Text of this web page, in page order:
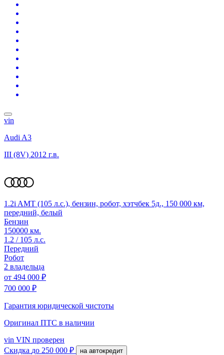
vin
Audi A3
III (8V) 2012 г.в.
1.2i AMT (105 л.с.), бензин, робот, хэтчбек 5д., 150 000 км,
передний, белый
Бензин
150000 км.
1.2 / 105 л.с.
Передний
Робот
2 владельца
от 494 000 ₽
700 000 ₽
Гарантия юридической чистоты
Оригинал ПТС в наличии
vin VIN проверен
Скидка до 250 000 ₽ на автокредит